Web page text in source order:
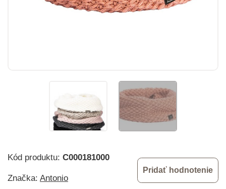
Kód produktu: C000181000
Značka: Antonio
Pridať hodnotenie